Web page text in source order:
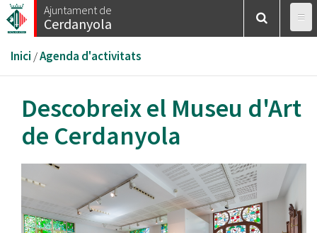
Vés
al
Ajuntament de
Cerdanyola
Esteu
aquí
Inici /Agenda d'activitats
Descobreix el Museu d'Art
de Cerdanyola